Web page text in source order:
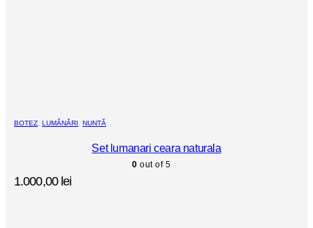
BOTEZ LUMÂNĂRI NUNTĂ
Set lumanari ceara naturala
0 out of 5
1.000,00 lei